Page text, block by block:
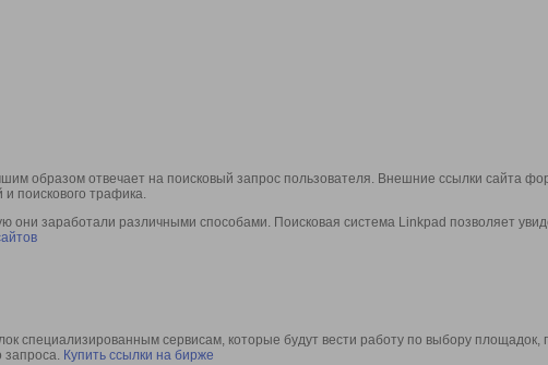
образом отвечает на поисковый запрос пользователя. Внешние ссылки сайта
поискового трафика.
заработали различными способами. Поисковая система Linkpad позволяет
специализированным сервисам, которые будут вести работу по выбору площадок,
запроса. Купить ссылки на бирже